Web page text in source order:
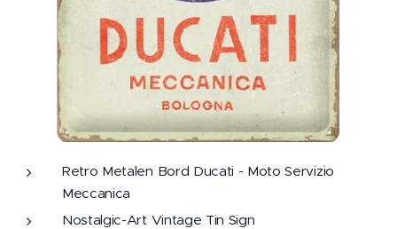
Retro Metalen Bord Ducati - Moto Servizio
Meccanica
Nostalgic-Art Vintage Tin Sign